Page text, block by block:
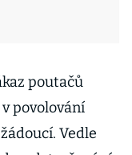
poutačů
povolování
Vedle